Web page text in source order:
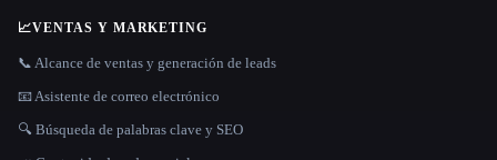
📈VENTAS Y MARKETING
📞 Alcance de ventas y generación de leads
📧 Asistente de correo electrónico
🔍 Búsqueda de palabras clave y SEO